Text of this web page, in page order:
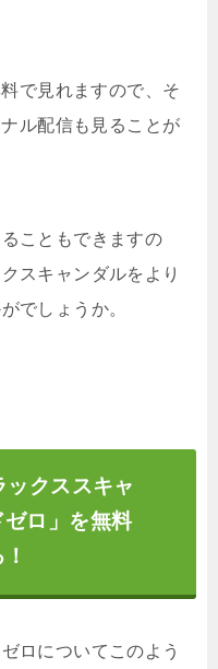
で見れますので、そ
ル配信も見ることが
こともできますの
スキャンダルをより
でしょうか。
クススキャ
ゼロ」を無料
ロについてこのよう